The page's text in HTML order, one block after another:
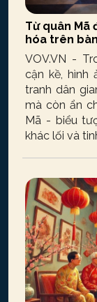
Từ quân Mã
hóa trên
VOV.VN -
cận kề, hình
tranh dân
mà còn ẩn
Mã - biểu
khác lối và